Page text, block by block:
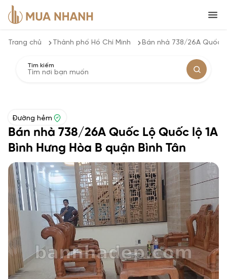
Trang chủ Thành phố Hồ Chí Minh Bán nhà 738/26A Quốc
Tìm kiếm
Đường hẻm
Bán nhà 738/26A Quốc Lộ Quốc lộ 1A
Bình Hưng Hòa B quận Bình Tân